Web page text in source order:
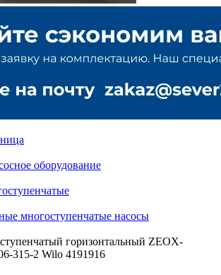
оборудование
многоступенчатые насосы
горизонтальный ZEOX-
315-2 Wilo 4191916